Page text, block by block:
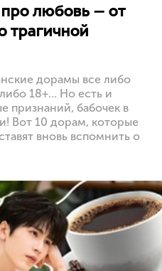
любовь — от
трагичной
дорамы все либо
18+… Но есть и
признаний, бабочек в
Вот 10 дорам, которые
вновь вспомнить о